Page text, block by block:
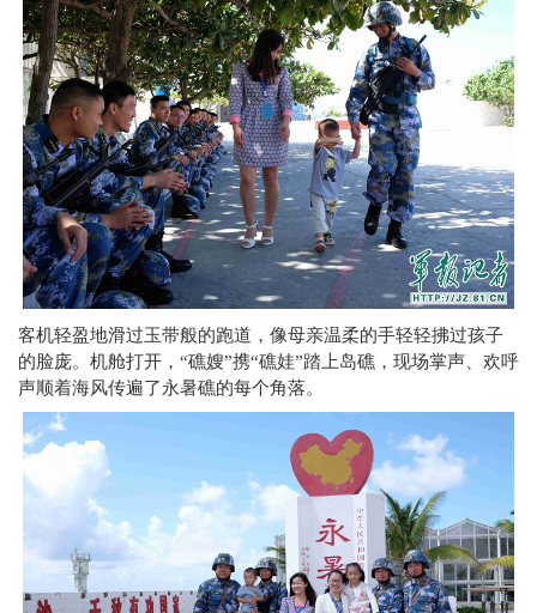
客机轻盈地滑过玉带般的跑道，像母亲温柔的手轻轻拂过孩子
的脸庞。机舱打开，“礁嫂”携“礁娃”踏上岛礁，现场掌声、欢呼
声顺着海风传遍了永暑礁的每个角落。